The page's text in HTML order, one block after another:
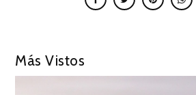
Más Vistos